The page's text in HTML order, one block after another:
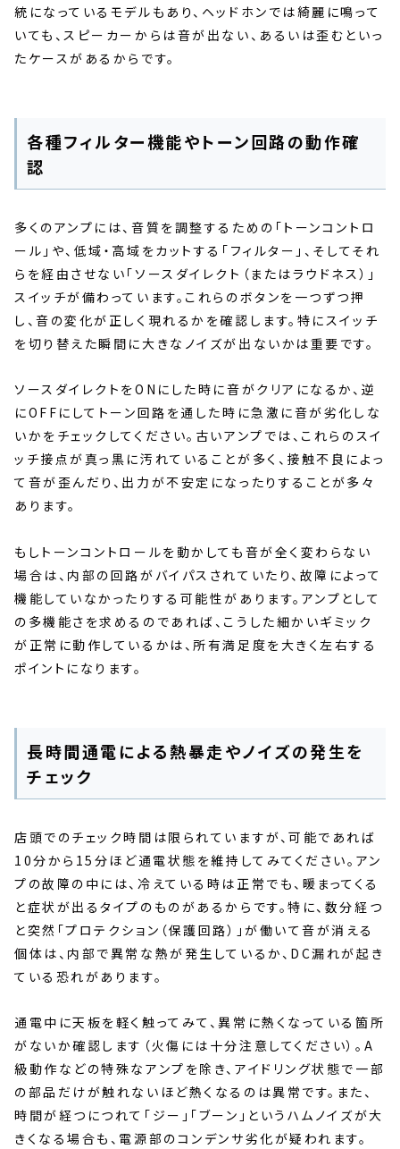
統になっているモデルもあり、ヘッドホンでは綺麗に鳴って
いても、スピーカーからは音が出ない、あるいは歪むといっ
たケースがあるからです。
各種フィルター機能やトーン回路の動作確
認
多くのアンプには、音質を調整するための「トーンコントロ
ール」や、低域・高域をカットする「フィルター」、そしてそれ
らを経由させない「ソースダイレクト（またはラウドネス）」
スイッチが備わっています。これらのボタンを一つずつ押
し、音の変化が正しく現れるかを確認します。特にスイッチ
を切り替えた瞬間に大きなノイズが出ないかは重要です。
ソースダイレクトをONにした時に音がクリアになるか、逆
にOFFにしてトーン回路を通した時に急激に音が劣化しな
いかをチェックしてください。古いアンプでは、これらのスイ
ッチ接点が真っ黒に汚れていることが多く、接触不良によっ
て音が歪んだり、出力が不安定になったりすることが多々
あります。
もしトーンコントロールを動かしても音が全く変わらない
場合は、内部の回路がバイパスされていたり、故障によって
機能していなかったりする可能性があります。アンプとして
の多機能さを求めるのであれば、こうした細かいギミック
が正常に動作しているかは、所有満足度を大きく左右する
ポイントになります。
長時間通電による熱暴走やノイズの発生を
チェック
店頭でのチェック時間は限られていますが、可能であれば
10分から15分ほど通電状態を維持してみてください。アン
プの故障の中には、冷えている時は正常でも、暖まってくる
と症状が出るタイプのものがあるからです。特に、数分経つ
と突然「プロテクション（保護回路）」が働いて音が消える
個体は、内部で異常な熱が発生しているか、DC漏れが起き
ている恐れがあります。
通電中に天板を軽く触ってみて、異常に熱くなっている箇所
がないか確認します（火傷には十分注意してください）。A
級動作などの特殊なアンプを除き、アイドリング状態で一部
の部品だけが触れないほど熱くなるのは異常です。また、
時間が経つにつれて「ジー」「ブーン」というハムノイズが大
きくなる場合も、電源部のコンデンサ劣化が疑われます。